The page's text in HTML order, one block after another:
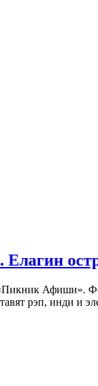
Афиши».
рэп, инди и